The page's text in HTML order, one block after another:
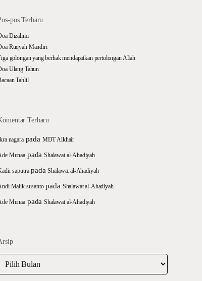
pos Terbaru
Dizalimi
Ruqyah Mandiri
golongan yang berhak mendapatkan pertolongan Allah
Ulang Tahun
Tahlil
Terbaru
nagarapada MDT Alkhair
Munaa padaShalawat al-Ahadiyah
saputrapadaShalawat al-Ahadiyah
Malik susantopada Shalawat al-Ahadiyah
Munaa padaShalawat al-Ahadiyah